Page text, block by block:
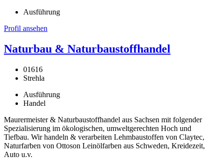
Ausführung
Profil ansehen
Naturbau & Naturbaustoffhandel
01616
Strehla
Ausführung
Handel
Maurermeister & Naturbaustoffhandel aus Sachsen mit folgender
Spezialisierung im ökologischen, umweltgerechten Hoch und
Tiefbau. Wir handeln & verarbeiten Lehmbaustoffen von Claytec,
Naturfarben von Ottoson Leinölfarben aus Schweden, Kreidezeit,
Auto u.v.